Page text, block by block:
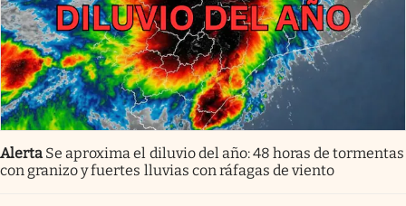
Alerta Se aproxima el diluvio del año: 48 horas de tormentas
con granizo y fuertes lluvias con ráfagas de viento